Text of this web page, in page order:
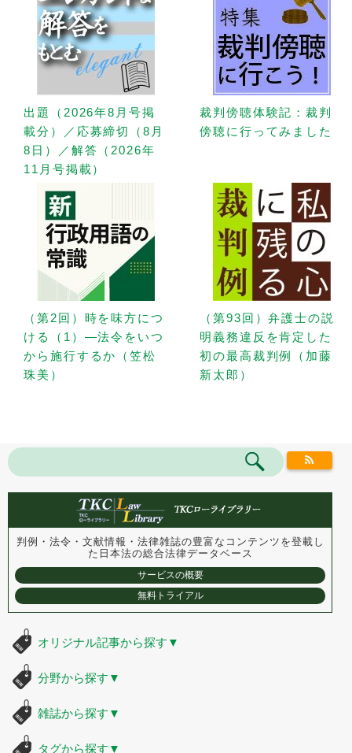
出題（2026年8月号掲
載分）／応募締切（8月
8日）／解答（2026年
11月号掲載）
裁判傍聴体験記：裁判
傍聴に行ってみました
（第2回）時を味方につ
ける（1）—法令をいつ
から施行するか（笠松
珠美）
（第93回）弁護士の説
明義務違反を肯定した
初の最高裁判例（加藤
新太郎）
判例・法令・文献情報・法律雑誌の豊富なコンテンツを登載し
た 日本法の総合法律データベース
サービスの概要
無料トライアル
オリジナル記事から探す ▼
分野から探す ▼
雑誌から探す ▼
タグから探す ▼